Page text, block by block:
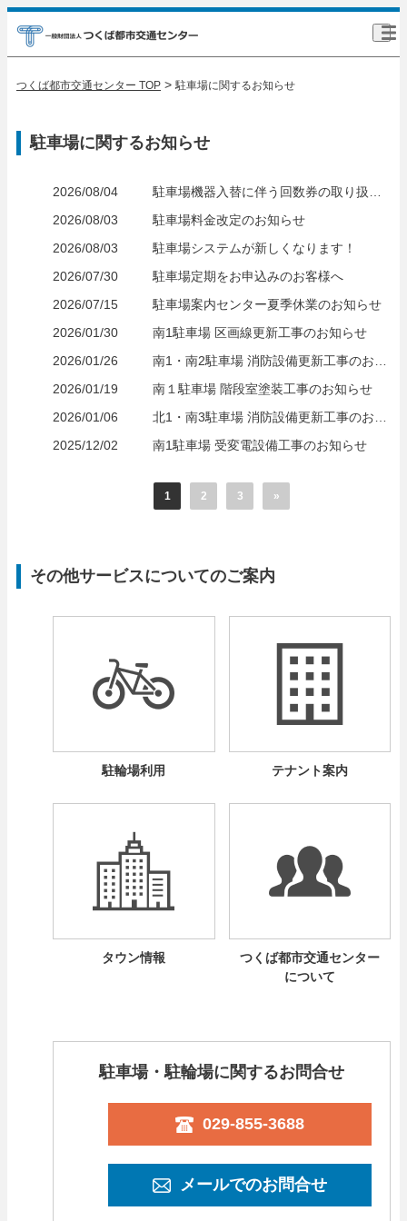
つくば都市交通センター TOP > 駐車場に関するお知らせ
駐車場に関するお知らせ
2026/08/04
2026/08/03
駐車場料金改定のお知らせ
2026/08/03
駐車場システムが新しくなります！
2026/07/30
駐車場定期をお申込みのお客様へ
2026/07/15
駐車場案内センター夏季休業のお知らせ
2026/01/30
南1駐車場 区画線更新工事のお知らせ
2026/01/26
2026/01/19
南１駐車場 階段室塗装工事のお知らせ
2026/01/06
2025/12/02
南1駐車場 受変電設備工事のお知らせ
1 2 3 »
その他サービスについてのご案内
駐輪場利用 テナント案内
タウン情報
つくば都市交通センター
について
駐車場・駐輪場に関するお問合せ
029-855-3688
メールでのお問合せ